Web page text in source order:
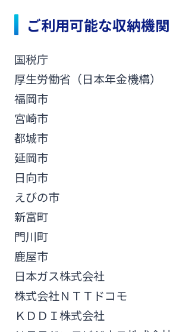
よくあるご質問
個人のお客さま
法人・個人事業主のお客さま
株主・投資家の皆さま
宮崎銀行について
ご利用可能な収納機関
国税庁
厚生労働省（日本年金機構）
福岡市
宮崎市
都城市
延岡市
日向市
えびの市
新富町
門川町
鹿屋市
日本ガス株式会社
株式会社ＮＴＴドコモ
ＫＤＤＩ株式会社